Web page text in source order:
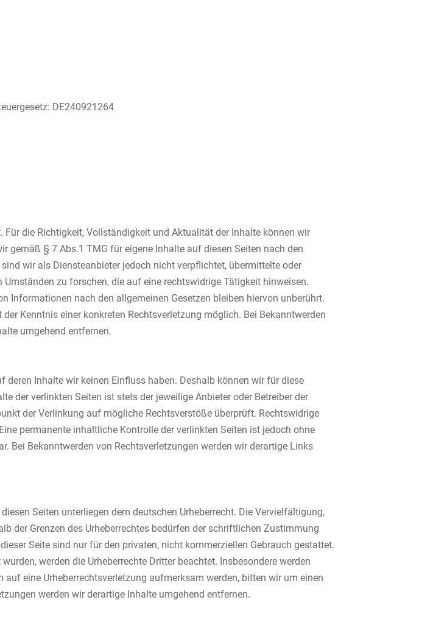
DE240921264
die Richtigkeit, Vollständigkeit und Aktualität der Inhalte können wir
gemäß § 7 Abs.1 TMG für eigene Inhalte auf diesen Seiten nach den
wir als Diensteanbieter jedoch nicht verpflichtet, übermittelte oder
zu forschen, die auf eine rechtswidrige Tätigkeit hinweisen.
Informationen nach den allgemeinen Gesetzen bleiben hiervon unberührt.
Kenntnis einer konkreten Rechtsverletzung möglich. Bei Bekanntwerden
umgehend entfernen.
deren Inhalte wir keinen Einfluss haben. Deshalb können wir für diese
der verlinkten Seiten ist stets der jeweilige Anbieter oder Betreiber der
der Verlinkung auf mögliche Rechtsverstöße überprüft. Rechtswidrige
permanente inhaltliche Kontrolle der verlinkten Seiten ist jedoch ohne
Bei Bekanntwerden von Rechtsverletzungen werden wir derartige Links
Seiten unterliegen dem deutschen Urheberrecht. Die Vervielfältigung,
der Grenzen des Urheberrechtes bedürfen der schriftlichen Zustimmung
Seite sind nur für den privaten, nicht kommerziellen Gebrauch gestattet.
werden die Urheberrechte Dritter beachtet. Insbesondere werden
eine Urheberrechtsverletzung aufmerksam werden, bitten wir um einen
werden wir derartige Inhalte umgehend entfernen.